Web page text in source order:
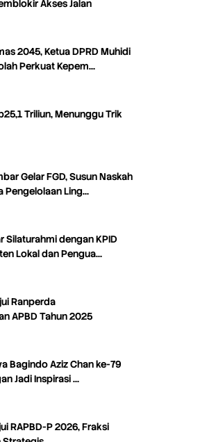
Akses Jalan
2045, Ketua DPRD Muhidi
Perkuat Kepem…
Triliun, Menunggu Trik
Gelar FGD, Susun Naskah
Pengelolaan Ling…
Silaturahmi dengan KPID
Lokal dan Pengua…
Ranperda
APBD Tahun 2025
Bagindo Aziz Chan ke-79
Jadi Inspirasi …
RAPBD-P 2026, Fraksi